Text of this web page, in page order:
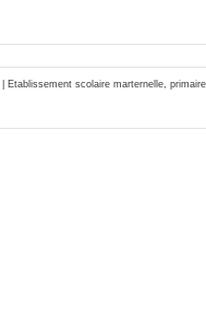
| Etablissement scolaire marternelle,